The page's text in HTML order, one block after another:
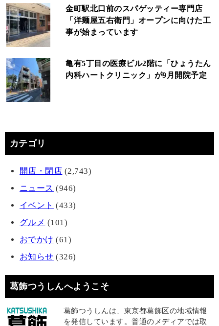
金町駅北口前のスパゲッティー専門店
「洋麺屋五右衛門」オープンに向けた工
事が始まっています
亀有5丁目の医療ビル2階に「ひょうたん
内科ハートクリニック」が9月開院予定
カテゴリ
開店・閉店 (2,743)
ニュース (946)
イベント (433)
グルメ (101)
おでかけ (61)
お知らせ (326)
葛飾つうしんへようこそ
葛飾つうしんは、東京都葛飾区の地域情報
を発信しています。普通のメディアでは取